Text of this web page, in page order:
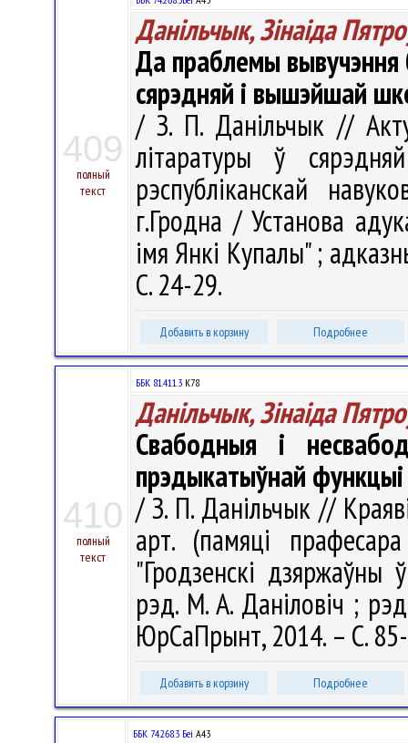
409
полный
текст
Данільчык, Зінаіда
Да праблемы вывучэння
сярэдняй і вышэйшай
/ З. П. Данільчык //
літаратуры ў
рэспубліканскай
г.Гродна / Установа
імя Янкі Купалы" ;
С. 24-29.
Добавить в корзину Подробнее
410
полный
текст
ББК 81.411.3 К78
Данільчык, Зінаіда
Свабодныя і
прэдыкатыўнай функцыі
/ З. П. Данільчык //
арт. (памяці
"Гродзенскі дзяржаўны
рэд. М. А. Даніловіч ;
ЮрСаПрынт, 2014. – С.
Добавить в корзину Подробнее
ББК 74.268.3 Беі А43